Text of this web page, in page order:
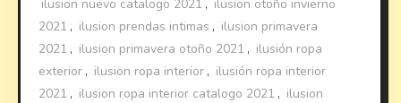
ilusion nuevo catalogo 2021 , ilusion otoño invierno
2021 , ilusion prendas intimas , ilusion primavera
2021 , ilusion primavera otoño 2021 , ilusión ropa
exterior , ilusion ropa interior , ilusión ropa interior
2021 , ilusion ropa interior catalogo 2021 , ilusion